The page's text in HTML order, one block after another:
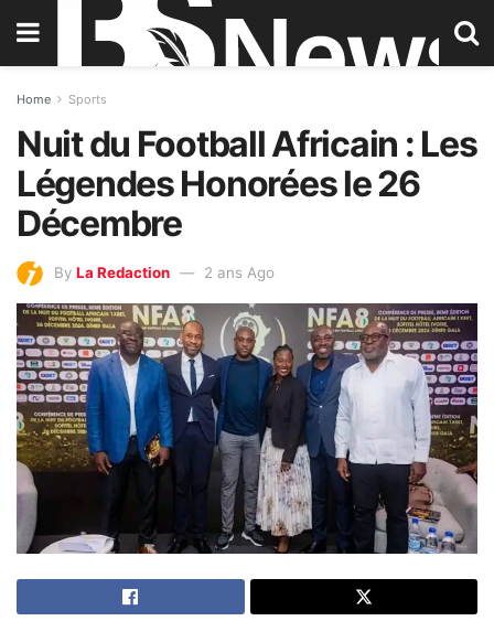
Home Sports
Nuit du Football Africain : Les
Légendes Honorées le 26
Décembre
By La Redaction 2 ans Ago